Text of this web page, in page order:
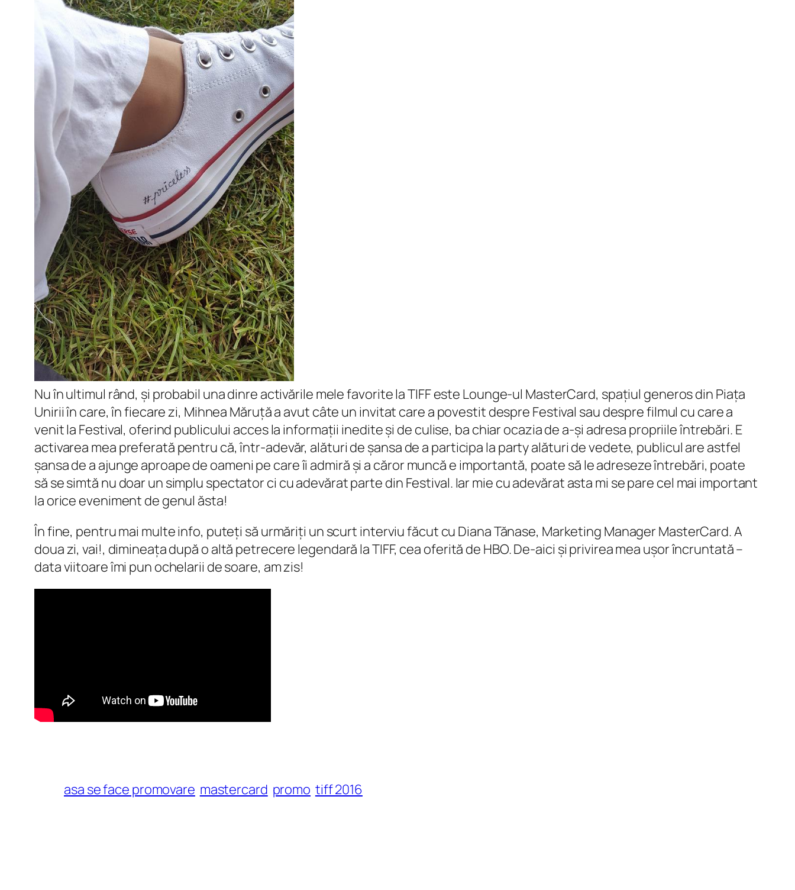
Nu în ultimul rând, și probabil una dinre activările mele favorite la TIFF este Lounge-ul MasterCard, spațiul generos din Piața
Unirii în care, în fiecare zi, Mihnea Măruță a avut câte un invitat care a povestit despre Festival sau despre filmul cu care a
venit la Festival, oferind publicului acces la informații inedite și de culise, ba chiar ocazia de a-și adresa propriile întrebări. E
activarea mea preferată pentru că, într-adevăr, alături de șansa de a participa la party alături de vedete, publicul are astfel
șansa de a ajunge aproape de oameni pe care îi admiră și a căror muncă e importantă, poate să le adreseze întrebări, poate
să se simtă nu doar un simplu spectator ci cu adevărat parte din Festival. Iar mie cu adevărat asta mi se pare cel mai important
la orice eveniment de genul ăsta!
În fine, pentru mai multe info, puteți să urmăriți un scurt interviu făcut cu Diana Tănase, Marketing Manager MasterCard. A
doua zi, vai!, dimineața după o altă petrecere legendară la TIFF, cea oferită de HBO. De-aici și privirea mea ușor încruntată –
data viitoare îmi pun ochelarii de soare, am zis!
asa se face promovare mastercard promo tiff 2016